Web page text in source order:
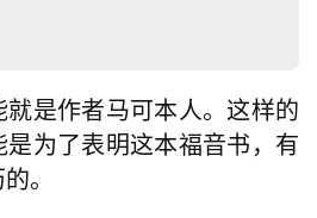
就是作者马可本人。这样的
为了表明这本福音书，有
。